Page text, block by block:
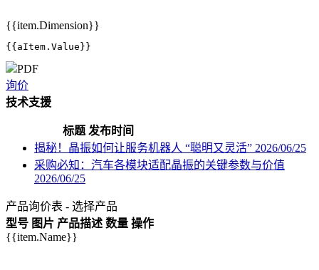
{{item.Dimension}}
{{aItem.Value}}
PDF
询价
技术支援
标题 发布时间
揭秘！晶振如何让服务机器人 “聪明又灵活” 2026/06/25
采购必知：汽车各模块适配晶振的关键参数与价值
2026/06/25
产品询价表 - 选择产品
型号 图片 产品描述 数量 操作
{{item.Name}}